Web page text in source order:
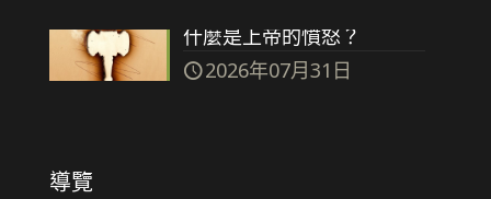
什麼是上帝的憤怒？
2026年07月31日
導覽